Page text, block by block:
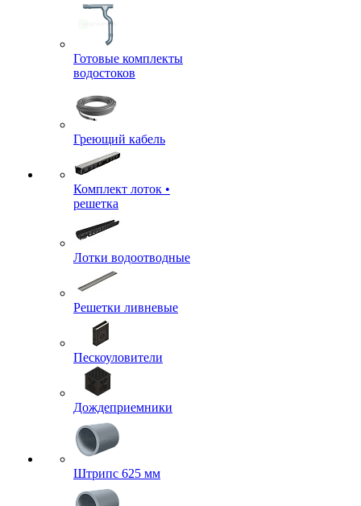
Готовые комплекты
водостоков
Греющий кабель
Комплект лоток •
решетка
Лотки водоотводные
Решетки ливневые
Пескоуловители
Дождеприемники
Штрипс 625 мм